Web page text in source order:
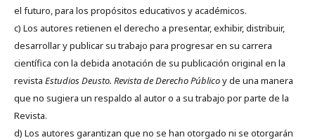
el futuro, para los propósitos educativos y académicos.
c) Los autores retienen el derecho a presentar, exhibir, distribuir,
desarrollar y publicar su trabajo para progresar en su carrera
científica con la debida anotación de su publicación original en la
revista Estudios Deusto. Revista de Derecho Públicoy de una manera
que no sugiera un respaldo al autor o a su trabajo por parte de la
Revista.
d) Los autores garantizan que no se han otorgado ni se otorgarán